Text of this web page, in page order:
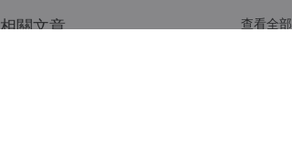
相關文章 查看全部